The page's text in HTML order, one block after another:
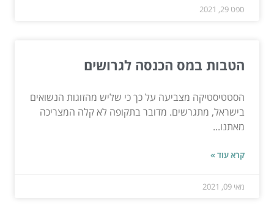
ספט 29, 2021
הטבות במס הכנסה לגרושים
הסטטיסטיקה מצביעה על כך כי שליש מהזוגות הנשואים
בישראל, מתגרשים. מדובר בתקופה לא קלה המצריכה
מאתנו...
קרא עוד »
מאי 09, 2021